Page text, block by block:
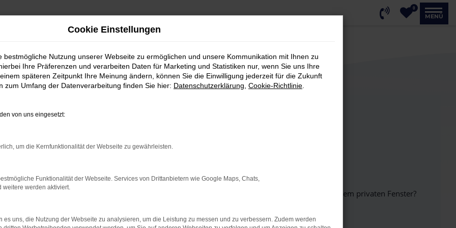
0
MENÜ
bestimmter Seiten verhindern. Funktioniert die Seite in einem anderen Browser oder in einem privaten Fenster?
beheben.
Cookie Einstellungen
bestmögliche Nutzung unserer Webseite zu ermöglichen und unsere Kommunikation mit Ihnen zu
Ihre Präferenzen und verarbeiten Daten für Marketing und Statistiken nur, wenn Sie uns Ihre
späteren Zeitpunkt Ihre Meinung ändern, können Sie die Einwilligung jederzeit für die Zukunft
zum Umfang der Datenverarbeitung finden Sie hier: Datenschutzerklärung Cookie-Richtlinie
von uns eingesetzt:
um die Kernfunktionalität der Webseite zu gewährleisten.
Funktionalität der Webseite. Services von Drittanbietern wie Google Maps, Chats,
weitere werden aktiviert.
es uns, die Nutzung der Webseite zu analysieren, um die Leistung zu messen und zu verbessern. Zudem werden